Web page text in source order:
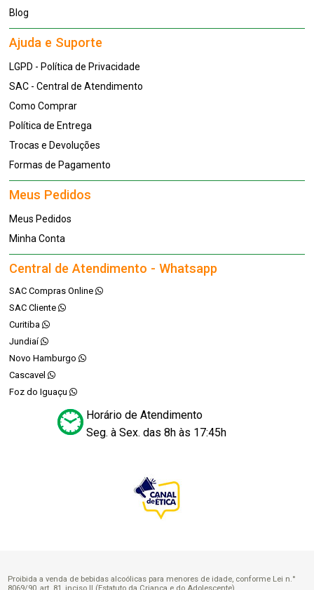
Blog
Ajuda e Suporte
LGPD - Política de Privacidade
SAC - Central de Atendimento
Como Comprar
Política de Entrega
Trocas e Devoluções
Formas de Pagamento
Meus Pedidos
Meus Pedidos
Minha Conta
Central de Atendimento - Whatsapp
SAC Compras Online
SAC Cliente
Curitiba
Jundiaí
Novo Hamburgo
Cascavel
Foz do Iguaçu
Horário de Atendimento
Seg. à Sex. das 8h às 17:45h
Proibida a venda de bebidas alcoólicas para menores de idade, conforme Lei n.°